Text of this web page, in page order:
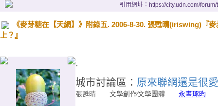
引用網址：https://city.udn.com/
《麥芽糖在【天網】》附錄五. 2006-8-30. 張甦晴(iriswing)
上？』
.
城市討論區： 原來聯網還是很
張甦晴 文學創作∕文學團體 永晝琢昀